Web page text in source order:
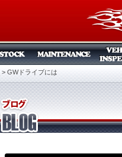
> GWドライブには